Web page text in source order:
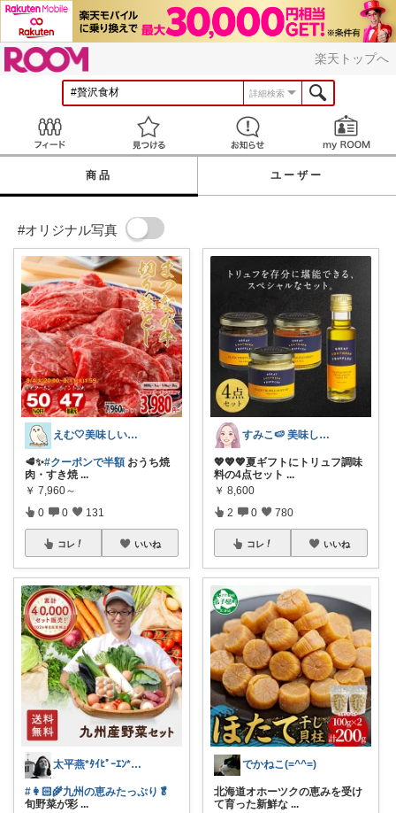
楽天トップへ
詳細検索
見つける お知らせ
商品 ユーザー
#オリジナル写真
えむ🤍美味しいもの
🥩✨#クーポンで半額 おうち焼
肉・すき焼 ...
￥ 7,960～
0 0 131
コレ いいね
太平燕*ﾀｲﾋﾟｰｴﾝ*熊本は負けんバイ
#👩🏻‍🌾九州の恵みたっぷり🥬
旬野菜が彩 ...
すみこ🍉 美味しいものたくさん🍧
💖💖💖夏ギフトにトリュフ調味
料の4点セット ...
￥ 8,600
2 0 780
コレ いいね
でかねこ(=^^=)
北海道オホーツクの恵みを受け
て育った新鮮な ...